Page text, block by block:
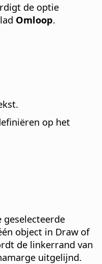
de optie
Omloop.
op het
object in Draw of
de linkerrand van
uitgelijnd.